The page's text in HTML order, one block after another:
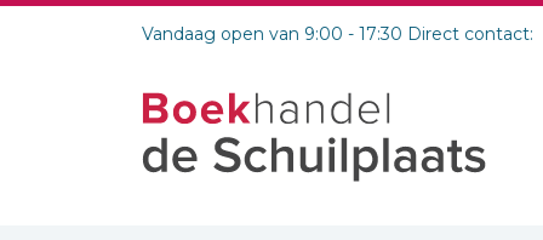
Vandaag open van 9:00 - 17:30 Direct contact: